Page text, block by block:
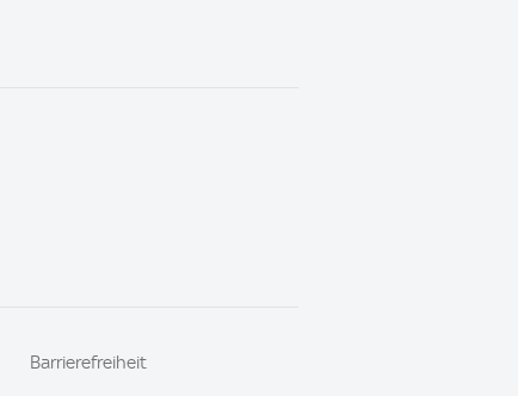
Barrierefreiheit